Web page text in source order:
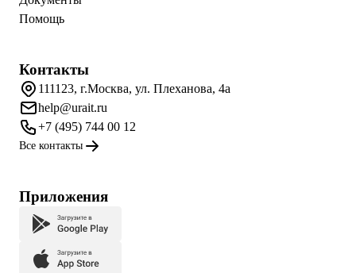
Помощь
Контакты
111123, г.Москва, ул. Плеханова, 4а
help@urait.ru
+7 (495) 744 00 12
Все контакты
Приложения